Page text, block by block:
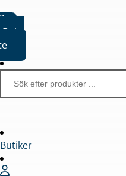
Boka
Butiker